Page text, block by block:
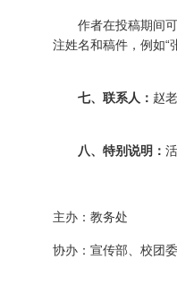
作者在投稿期间
注姓名和稿件，例如“
七、联系人： 赵
八、特别说明：
主办：教务处
协办：宣传部、校团委